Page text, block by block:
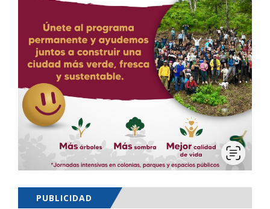
PUBLICIDAD